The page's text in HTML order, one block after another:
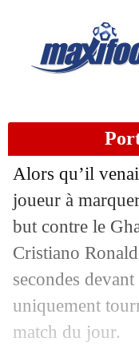
Alors qu’il
joueur à
but contre le
Cristiano
secondes
uniquement
match du jour.
:
25/11 CdM:
:
25/11 EdF :
25/11 CdM: le
25/11 Ghana:
25/11